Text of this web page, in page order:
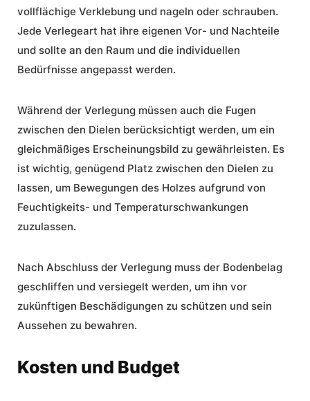
vollflächige Verklebung und nageln oder schrauben.
Jede Verlegeart hat ihre eigenen Vor- und Nachteile
und sollte an den Raum und die individuellen
Bedürfnisse angepasst werden.
Während der Verlegung müssen auch die Fugen
zwischen den Dielen berücksichtigt werden, um ein
gleichmäßiges Erscheinungsbild zu gewährleisten. Es
ist wichtig, genügend Platz zwischen den Dielen zu
lassen, um Bewegungen des Holzes aufgrund von
Feuchtigkeits- und Temperaturschwankungen
zuzulassen.
Nach Abschluss der Verlegung muss der Bodenbelag
geschliffen und versiegelt werden, um ihn vor
zukünftigen Beschädigungen zu schützen und sein
Aussehen zu bewahren.
Kosten und Budget